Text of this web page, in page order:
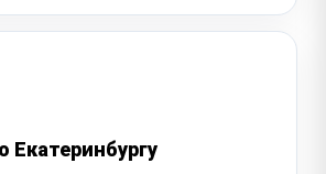
Екатеринбургу